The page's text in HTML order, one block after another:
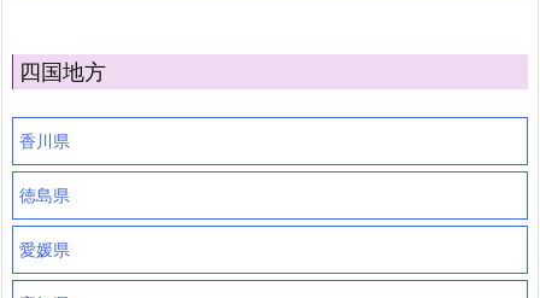
四国地方
香川県
徳島県
愛媛県